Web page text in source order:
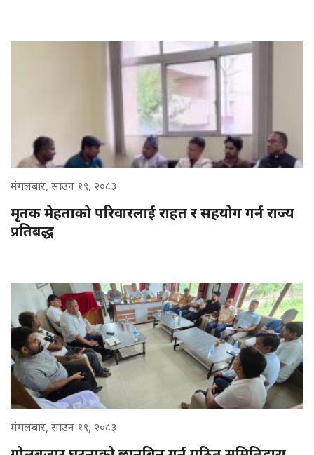
मंगलबार, साउन १९, २०८३
मृतक मेहताको परिवारलाई राहत र सहयोग गर्न राज्य
प्रतिबद्ध
मंगलबार, साउन १९, २०८३